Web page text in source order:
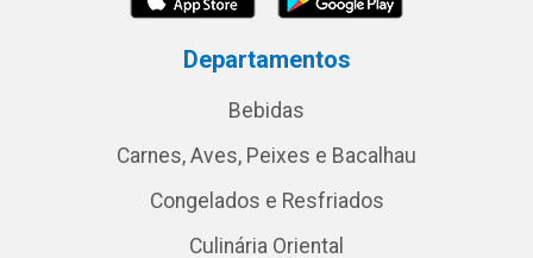
Departamentos
Bebidas
Carnes, Aves, Peixes e Bacalhau
Congelados e Resfriados
Culinária Oriental